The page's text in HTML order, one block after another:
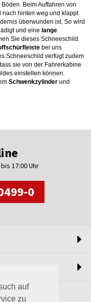
auf
zu
Beim Auffahren von
hinten weg und klappt
überwunden ist. So wird
und eine lange
Sie dieses Schneeschild
bei uns
Schneeschild verfügt zudem
sie von der Fahrerkabine
einstellen können.
Schwenkzylinder und
17:00 Uhr
0